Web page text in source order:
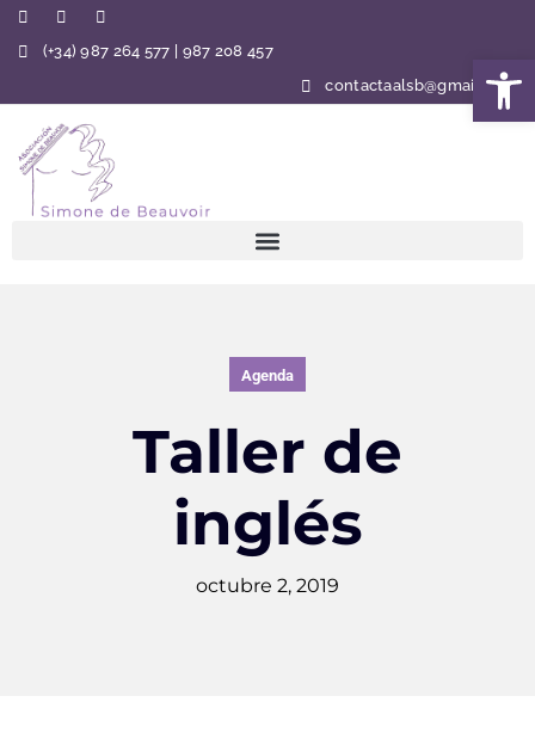
Abrir
(+34) 987 264 577 | 987 208 457
contactaalsb@gmail.com
Agenda
Taller de
inglés
octubre 2, 2019